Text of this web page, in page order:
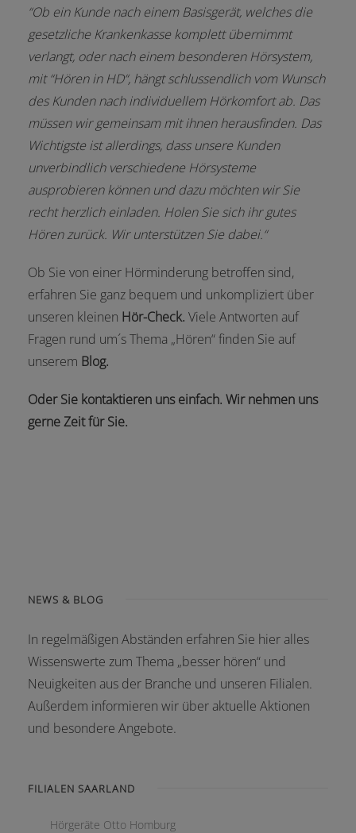
“Ob ein Kunde nach einem Basisgerät, welches die
gesetzliche Krankenkasse komplett übernimmt
verlangt, oder nach einem besonderen Hörsystem,
mit “Hören in HD“, hängt schlussendlich vom Wunsch
des Kunden nach individuellem Hörkomfort ab. Das
müssen wir gemeinsam mit ihnen herausfinden. Das
Wichtigste ist allerdings, dass unsere Kunden
unverbindlich verschiedene Hörsysteme
ausprobieren können und dazu möchten wir Sie
recht herzlich einladen. Holen Sie sich ihr gutes
Hören zurück. Wir unterstützen Sie dabei.“
Ob Sie von einer Hörminderung betroffen sind,
erfahren Sie ganz bequem und unkompliziert über
unseren kleinen Hör-Check. Viele Antworten auf
Fragen rund um´s Thema „Hören“ finden Sie auf
unserem Blog.
Oder Sie kontaktieren uns einfach. Wir nehmen uns
gerne Zeit für Sie.
NEWS & BLOG
In regelmäßigen Abständen erfahren Sie hier alles
Wissenswerte zum Thema „besser hören“ und
Neuigkeiten aus der Branche und unseren Filialen.
Außerdem informieren wir über aktuelle Aktionen
und besondere Angebote.
FILIALEN SAARLAND
Hörgeräte Otto Homburg